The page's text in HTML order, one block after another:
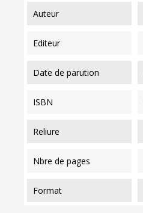
auteur
editeur
date de parution
ISBN
reliure
nbre de pages
format